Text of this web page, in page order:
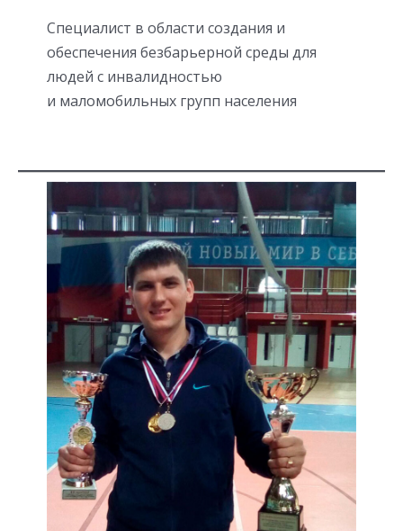
Специалист в области создания и
обеспечения безбарьерной среды для
людей с инвалидностью
и маломобильных групп населения